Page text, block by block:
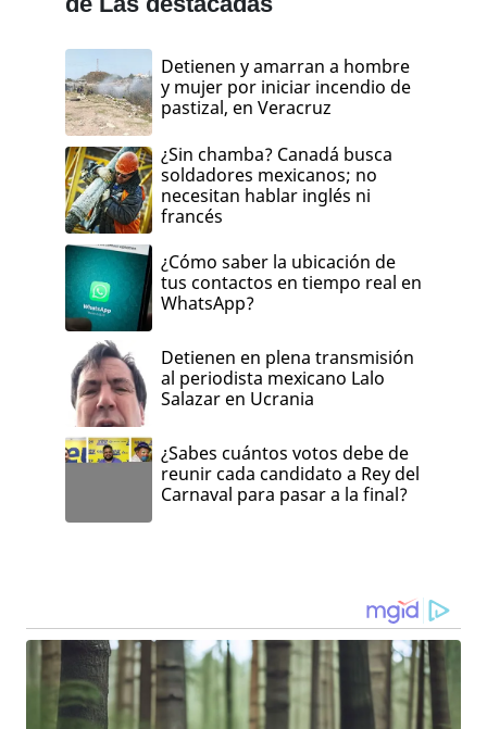
Detienen y amarran a hombre
y mujer por iniciar incendio de
pastizal, en Veracruz
¿Sin chamba? Canadá busca
soldadores mexicanos; no
necesitan hablar inglés ni
francés
¿Cómo saber la ubicación de
tus contactos en tiempo real en
WhatsApp?
Detienen en plena transmisión
al periodista mexicano Lalo
Salazar en Ucrania
¿Sabes cuántos votos debe de
reunir cada candidato a Rey del
Carnaval para pasar a la final?